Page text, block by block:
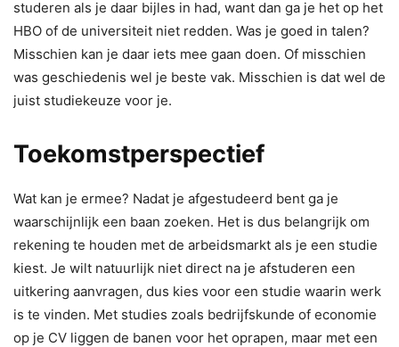
studeren als je daar bijles in had, want dan ga je het op het
HBO of de universiteit niet redden. Was je goed in talen?
Misschien kan je daar iets mee gaan doen. Of misschien
was geschiedenis wel je beste vak. Misschien is dat wel de
juist studiekeuze voor je.
Toekomstperspectief
Wat kan je ermee? Nadat je afgestudeerd bent ga je
waarschijnlijk een baan zoeken. Het is dus belangrijk om
rekening te houden met de arbeidsmarkt als je een studie
kiest. Je wilt natuurlijk niet direct na je afstuderen een
uitkering aanvragen, dus kies voor een studie waarin werk
is te vinden. Met studies zoals bedrijfskunde of economie
op je CV liggen de banen voor het oprapen, maar met een